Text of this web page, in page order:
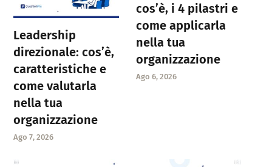
Leadership
direzionale: cos’è,
caratteristiche e
come valutarla
nella tua
organizzazione
Ago 7, 2026
cos’è, i 4 pilastri e
come applicarla
nella tua
organizzazione
Ago 6, 2026